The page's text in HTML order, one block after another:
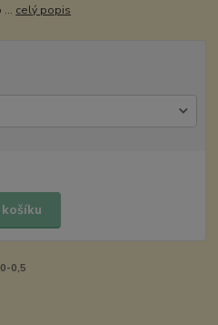
celý popis
0,5